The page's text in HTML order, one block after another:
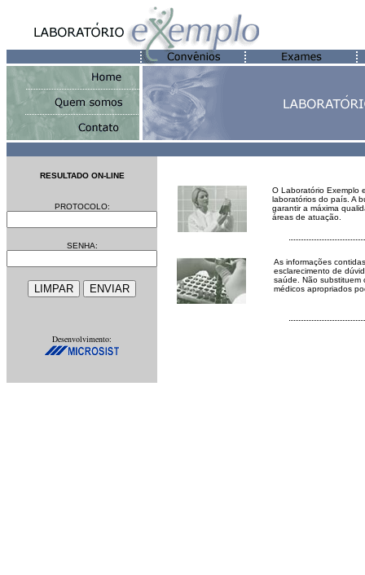
O Laboratório Exemplo
laboratórios do país. A
garantir a máxima
áreas de atuação.
As informações
esclarecimento de
saúde. Não substituem
médicos apropriados
RESULTADO ON-LINE
PROTOCOLO:
SENHA:
Desenvolvimento: